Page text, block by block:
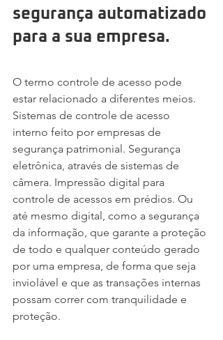
segurança automatizado
para a sua empresa.
O termo controle de acesso pode
estar relacionado a diferentes meios.
Sistemas de controle de acesso
interno feito por empresas de
segurança patrimonial. Segurança
eletrônica, através de sistemas de
câmera. Impressão digital para
controle de acessos em prédios. Ou
até mesmo digital, como a segurança
da informação, que garante a proteção
de todo e qualquer conteúdo gerado
por uma empresa, de forma que seja
inviolável e que as transações internas
possam correr com tranquilidade e
proteção.